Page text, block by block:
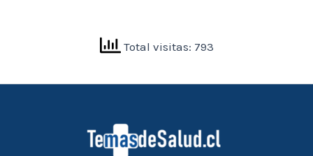
Total visitas: 793